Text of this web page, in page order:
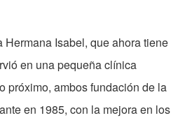
Hermana Isabel, que ahora tiene
en una pequeña clínica
próximo, ambos fundación de la
en 1985, con la mejora en los